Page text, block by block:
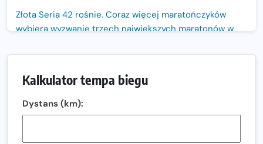
Złota Seria 42 rośnie. Coraz więcej maratończyków
wybiera wyzwanie trzech największych maratonów w
Największy Bieg Powstania Warszawskiego w historii.
Ponad 12 tysięcy uczestników pobiegło dla Bohaterów!
Co ma dużo białka? Produkty, które warto włączyć do
Kalkulator tempa biegu
Dystans (km):